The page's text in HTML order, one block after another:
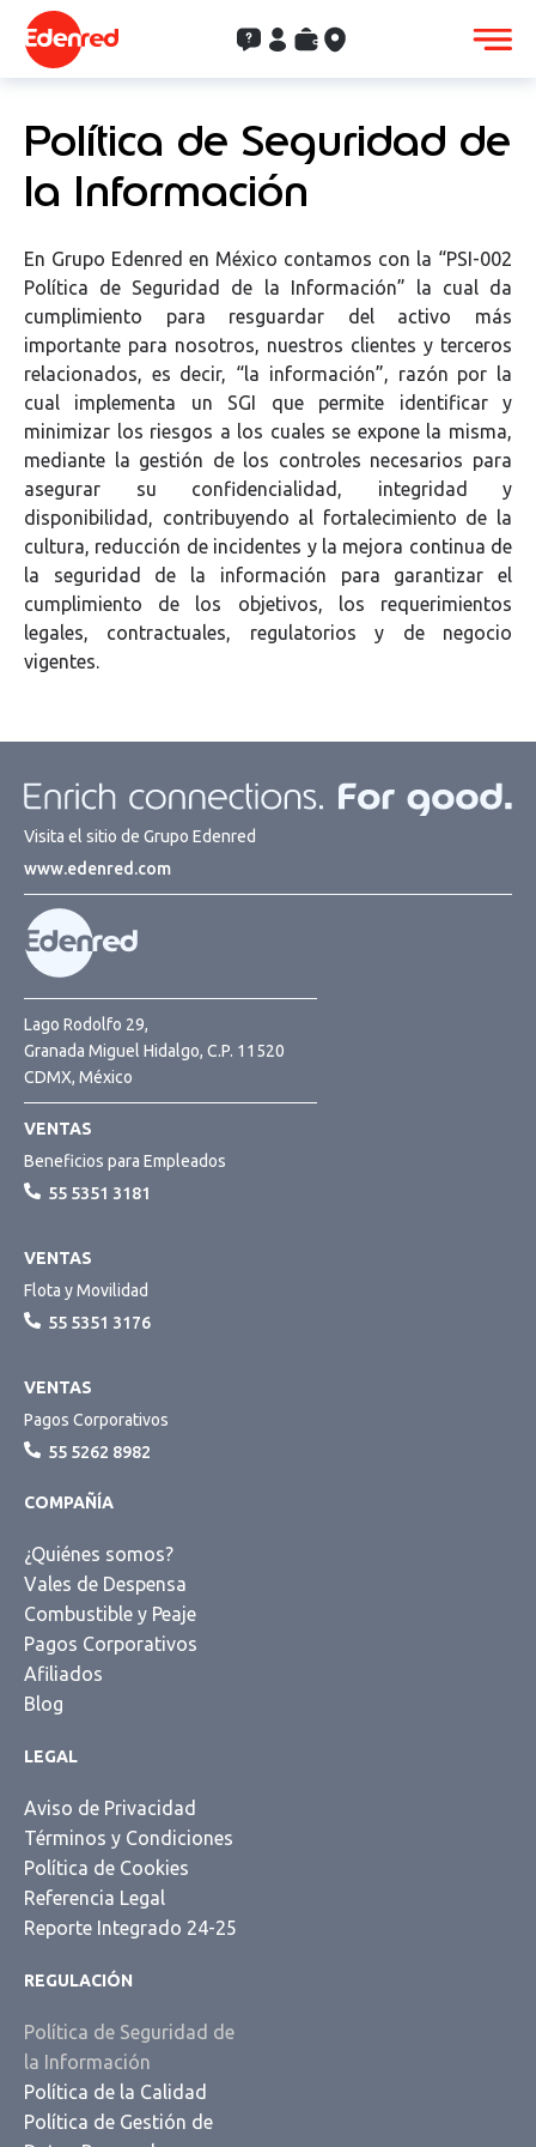
Contacto
Clientes
SaldoAceptación
Política de Seguridad de
la Información
En Grupo Edenred en México contamos con la “PSI-002
Política de Seguridad de la Información” la cual da
cumplimiento para resguardar del activo más
importante para nosotros, nuestros clientes y terceros
relacionados, es decir, “la información”, razón por la
cual implementa un SGI que permite identificar y
minimizar los riesgos a los cuales se expone la misma,
mediante la gestión de los controles necesarios para
asegurar su confidencialidad, integridad y
disponibilidad, contribuyendo al fortalecimiento de la
cultura, reducción de incidentes y la mejora continua de
la seguridad de la información para garantizar el
cumplimiento de los objetivos, los requerimientos
legales, contractuales, regulatorios y de negocio
vigentes.
Visita el sitio de Grupo Edenred
www.edenred.com
Lago Rodolfo 29,
Granada Miguel Hidalgo, C.P. 11520
CDMX, México
VENTAS
Beneficios para Empleados
55 5351 3181
VENTAS
Flota y Movilidad
55 5351 3176
VENTAS
Pagos Corporativos
55 5262 8982
COMPAÑÍA
¿Quiénes somos?
Vales de Despensa
Combustible y Peaje
Pagos Corporativos
Afiliados
Blog
LEGAL
Aviso de Privacidad
Términos y Condiciones
Política de Cookies
Referencia Legal
Reporte Integrado 24-25
REGULACIÓN
Política de Seguridad de
la Información
Política de la Calidad
Política de Gestión de